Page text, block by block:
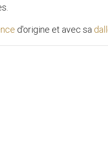
d'origine et avec sa